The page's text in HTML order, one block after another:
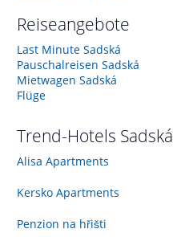
Reiseangebote
Last Minute Sadská
Pauschalreisen Sadská
Mietwagen Sadská
Flüge
Trend-Hotels Sadská
Alisa Apartments
Kersko Apartments
Penzion na hřišti